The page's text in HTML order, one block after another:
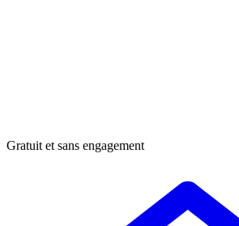
Gratuit et sans engagement